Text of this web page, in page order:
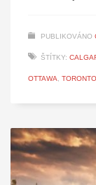
PUBLIKOVÁNO
ŠTÍTKY:
OTTAWA, TORONTO